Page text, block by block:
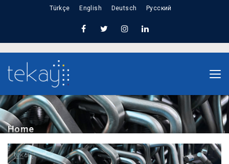
Türkçe English Deutsch Русский
Home
Befestigungslösungen für leichte und schwere
LKW-Federungssysteme